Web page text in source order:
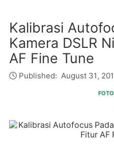
Kalibrasi
Kamera DSLR
AF Fine Tune
Published: August 31,